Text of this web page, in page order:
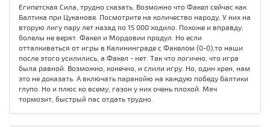
Египетская Сила, трудно сказать. Возможно что Факел сейчас как
Балтика при Цуканове. Посмотрите на количество народу. У них на
вторую лигу пару лет назад по 15 000 ходило. Похоже и вправду,
болелы не верят. Факел и Мордовии продул. Но если
отталкиваться от игры в Калининграде с Факелом (0-0),то наши
после этого усилились, а Факел - нет. Так что логично, что игра
была равной. Возможно, конечно, и слили игру. Но, один хрен, нам
это не доказать. А включать паранойю на каждую победу балтики
глупо. Но и плюс ко всему, газон у них очень плохой. Мяч
тормозит, быстрый пас отдать трудно.